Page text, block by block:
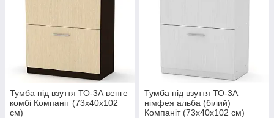
Тумба під взуття ТО-3А венге
комбі Компаніт (73х40х102
см)
Тумба під взуття ТО-3А
німфея альба (білий)
Компаніт (73х40х102 см)